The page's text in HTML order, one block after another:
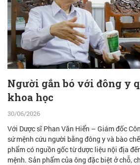
Người gắn bó với đông y
khoa học
30/06/2026
Với Dược sĩ Phan Văn Hiển – Giám đốc
sứ mệnh cứu người bằng đông y và bào
phẩm có nguồn gốc từ dược liệu nội địa
mệnh. Sản phẩm của ông đặc biệt ở chỗ,